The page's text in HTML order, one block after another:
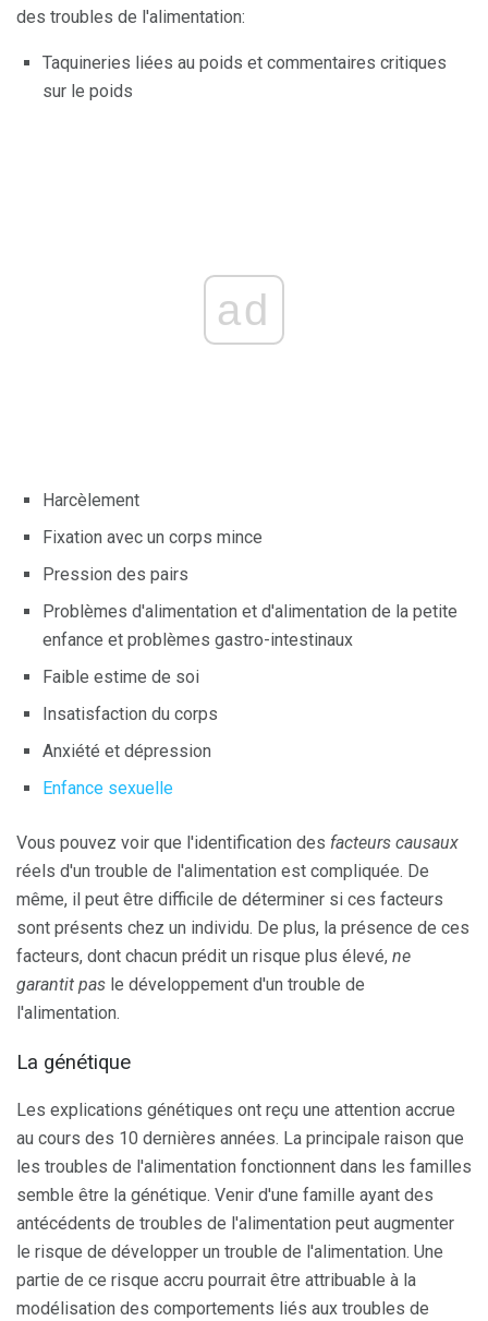
des troubles de l'alimentation:
Taquineries liées au poids et commentaires critiques
sur le poids
ad
Harcèlement
Fixation avec un corps mince
Pression des pairs
Problèmes d'alimentation et d'alimentation de la petite
enfance et problèmes gastro-intestinaux
Faible estime de soi
Insatisfaction du corps
Anxiété et dépression
Enfance sexuelle
Vous pouvez voir que l'identification des facteurs causaux
réels d'un trouble de l'alimentation est compliquée. De
même, il peut être difficile de déterminer si ces facteurs
sont présents chez un individu. De plus, la présence de ces
facteurs, dont chacun prédit un risque plus élevé, ne
garantit pas le développement d'un trouble de
l'alimentation.
La génétique
Les explications génétiques ont reçu une attention accrue
au cours des 10 dernières années. La principale raison que
les troubles de l'alimentation fonctionnent dans les familles
semble être la génétique. Venir d'une famille ayant des
antécédents de troubles de l'alimentation peut augmenter
le risque de développer un trouble de l'alimentation. Une
partie de ce risque accru pourrait être attribuable à la
modélisation des comportements liés aux troubles de